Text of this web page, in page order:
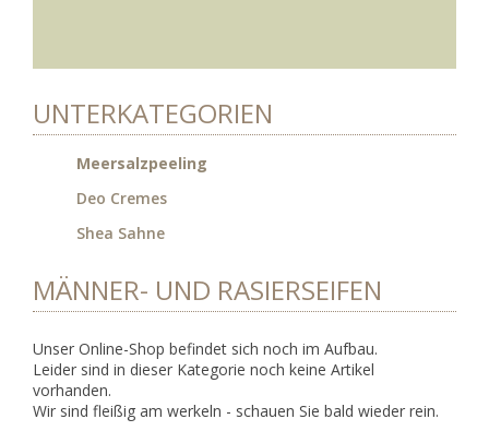
UNTERKATEGORIEN
Meersalzpeeling
Deo Cremes
Shea Sahne
MÄNNER- UND RASIERSEIFEN
Unser Online-Shop befindet sich noch im Aufbau.
Leider sind in dieser Kategorie noch keine Artikel
vorhanden.
Wir sind fleißig am werkeln - schauen Sie bald wieder rein.